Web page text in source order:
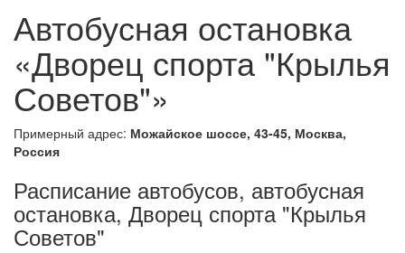
Автобусная остановка
«Дворец спорта "Крылья
Советов"»
Примерный адрес: Можайское шоссе, 43-45, Москва,
Россия
Расписание автобусов, автобусная
остановка, Дворец спорта "Крылья
Советов"